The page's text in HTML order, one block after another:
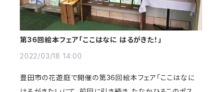
第36回絵本フェア「ここはなに はるがきた！」
2022/03/18 14:00
豊田市の花遊庭で開催の第36回絵本フェア「ここはなに